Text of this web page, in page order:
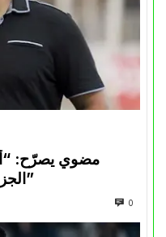
مضوي يصرّح:
الجزائرية في المسابقات القارية”
0